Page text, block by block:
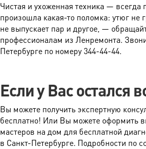
Чистая и ухоженная техника — всегда
произошла какая-то поломка: утюг не
не выпускает пар и другое, —
профессионалам из Ленремонта.
Петербурге по номеру 344-44-44.
Если у Вас остался
Вы можете получить экспертную
бесплатно! Или Вы можете оформить
мастеров на дом для бесплатной
в Санкт-Петербурге. Подробности по